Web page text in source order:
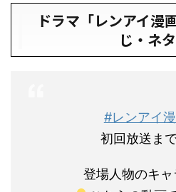
ドラマ「レンアイ漫
じ・ネ
#レンアイ
初回放送まで
登場人物のキ